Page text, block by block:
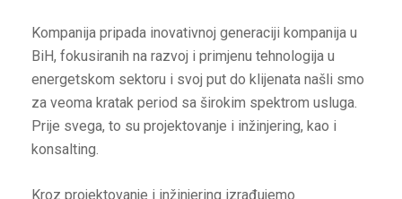
Kompanija pripada inovativnoj generaciji kompanija u
BiH, fokusiranih na razvoj i primjenu tehnologija u
energetskom sektoru i svoj put do klijenata našli smo
za veoma kratak period sa širokim spektrom usluga.
Prije svega, to su projektovanje i inžinjering, kao i
konsalting.
Kroz projektovanje i inžinjering izrađujemo